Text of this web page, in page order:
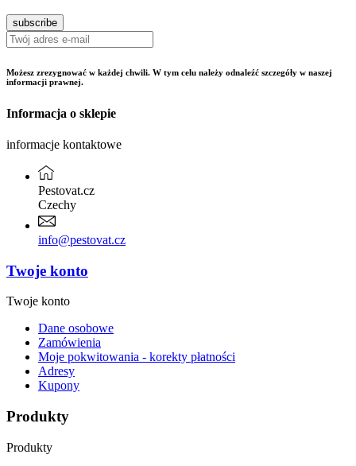
Możesz zrezygnować w każdej chwili. W tym celu należy odnaleźć szczegóły w naszej
informacji prawnej.
Informacja o sklepie
informacje kontaktowe
Pestovat.cz
Czechy
info@pestovat.cz
Twoje konto
Twoje konto
Dane osobowe
Zamówienia
Moje pokwitowania - korekty płatności
Adresy
Kupony
Produkty
Produkty